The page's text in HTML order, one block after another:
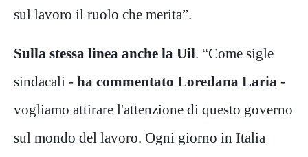
sul lavoro il ruolo che merita”.
Sulla stessa linea anche la Uil. “Come sigle
sindacali - ha commentato Loredana Laria -
vogliamo attirare l'attenzione di questo governo
sul mondo del lavoro. Ogni giorno in Italia